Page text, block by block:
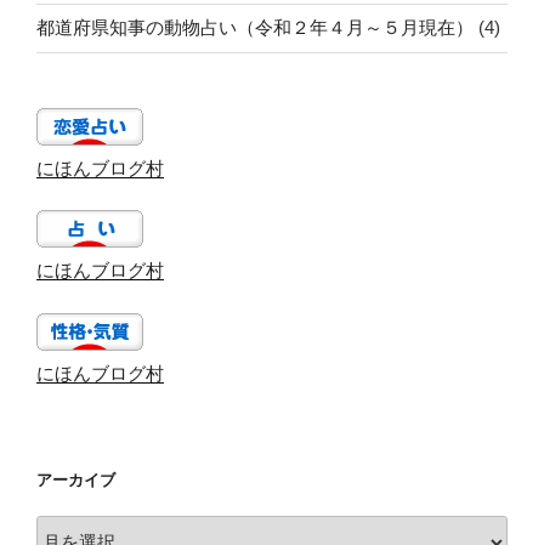
都道府県知事の動物占い（令和２年４月～５月現在） (4)
にほんブログ村
にほんブログ村
にほんブログ村
アーカイブ